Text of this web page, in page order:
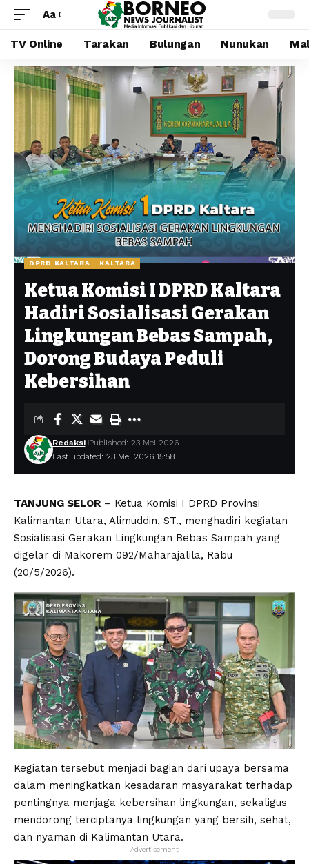
Aa
TV Online Tarakan Bulungan Nunukan
DPRD KALTARA KALTARA
Ketua Komisi I DPRD Kaltara
Hadiri Sosialisasi Gerakan
Lingkungan Bebas Sampah,
Dorong Budaya Peduli
Kebersihan
Last updated: 23 Mei 2026 15:58
Redaksi Published: 23 Mei 2026
TANJUNG SELOR – Ketua Komisi I DPRD Provinsi
Kalimantan Utara, Alimuddin, ST., menghadiri kegiatan
Sosialisasi Gerakan Lingkungan Bebas Sampah yang
digelar di Makorem 092/Maharajalila, Rabu
(20/5/2026).
Kegiatan tersebut menjadi bagian dari upaya bersama
dalam meningkatkan kesadaran masyarakat terhadap
pentingnya menjaga kebersihan lingkungan, sekaligus
mendorong terciptanya lingkungan yang bersih, sehat,
dan nyaman di Kalimantan Utara.
- Advertisement -